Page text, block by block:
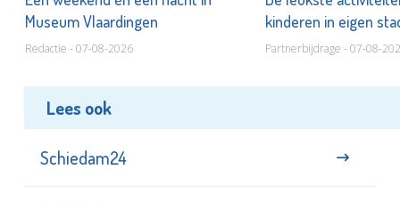
Museum Vlaardingen
Redactie - 07-08-2026
kinderen in eigen
Partnerbijdrage - 07-08-
Lees ook
Schiedam24